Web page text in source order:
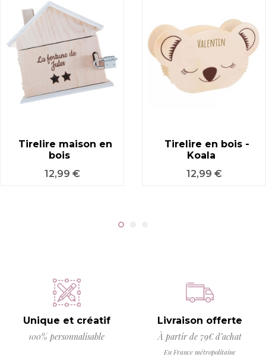
Tirelire maison en
bois
Prix
12,99 €
Tirelire en bois -
Koala
Prix
12,99 €
Unique et créatif
100% personnalisable
Livraison offerte
À partir de 79€ d’achat
En France métropolitaine